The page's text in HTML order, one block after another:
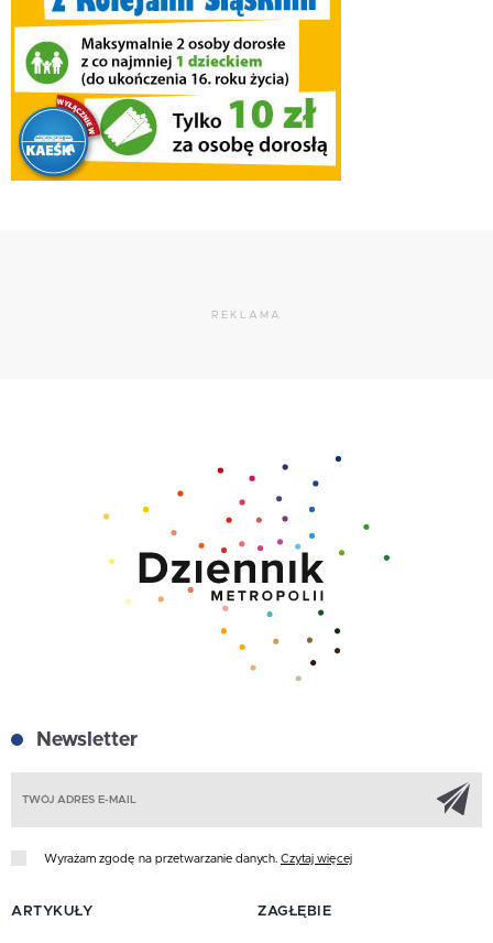
REKLAMA
Newsletter
Wyrażam zgodę na przetwarzanie danych. Czytaj więcej
ARTYKUŁY ZAGŁĘBIE